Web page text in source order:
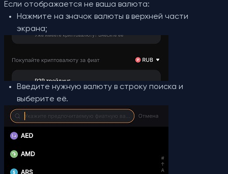
Если отображается не ваша валюта:
Нажмите на значок валюты в верхней части
экрана;
Введите нужную валюту в строку поиска и
выберите её.